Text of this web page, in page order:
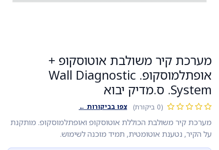
מערכת קיר משולבת אוטוסקופ +
אופתלמוסקופ. Wall Diagnostic
System. ס.מדיק יבוא
(0 ביקורת) צפו בביקורות ←
מערכת קיר משולבת הכוללת אוטוסקופ ואופתלמוסקופ. מותקנת
על הקיר, נטענת אוטומטית, תמיד מוכנה לשימוש.